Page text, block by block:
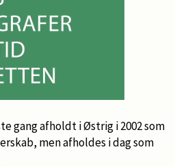
gang afholdt i Østrig i 2002 som
men afholdes i dag som